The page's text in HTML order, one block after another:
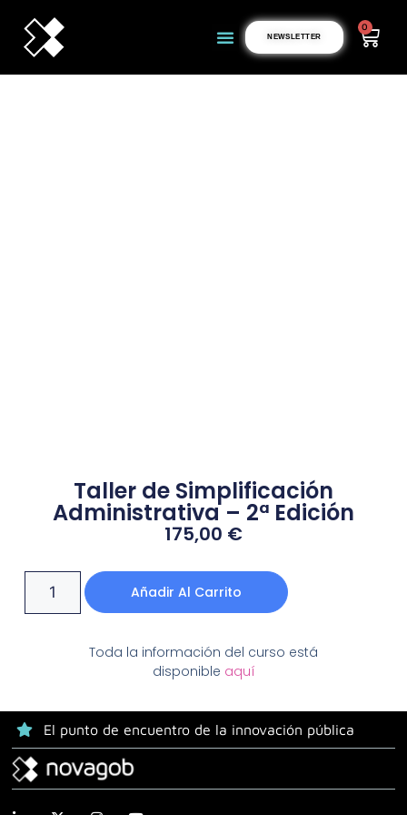
NEWSLETTER
0
Taller de Simplificación
Administrativa – 2ª Edición
175,00 €
Añadir Al Carrito
Toda la información del curso está
disponible aquí
El punto de encuentro de la innovación pública